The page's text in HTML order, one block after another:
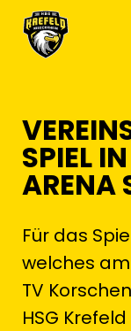
SPIEL
ARENA
Für das
welches am
TV
HSG